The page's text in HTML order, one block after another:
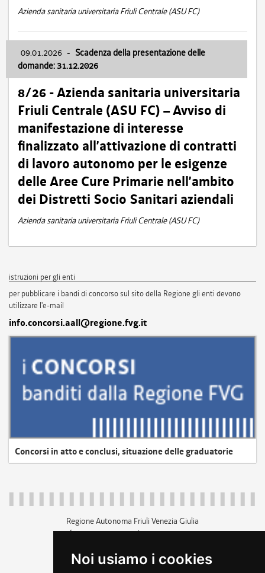
Noi usiamo i cookies
Azienda sanitaria universitaria Friuli Centrale (ASU FC)
09.01.2026 - Scadenza della presentazione delle
domande: 31.12.2026
8/26 - Azienda sanitaria universitaria
Friuli Centrale (ASU FC) – Avviso di
manifestazione di interesse
finalizzato all’attivazione di contratti
di lavoro autonomo per le esigenze
delle Aree Cure Primarie nell’ambito
dei Distretti Socio Sanitari aziendali
Azienda sanitaria universitaria Friuli Centrale (ASU FC)
istruzioni per gli enti
per pubblicare i bandi di concorso sul sito della Regione gli enti devono
utilizzare l'e-mail
info.concorsi.aall@regione.fvg.it
Concorsi in atto e conclusi, situazione delle graduatorie
Regione Autonoma Friuli Venezia Giulia
c.f. 80014930327; p.iva 00526040324
+39 040 3771111